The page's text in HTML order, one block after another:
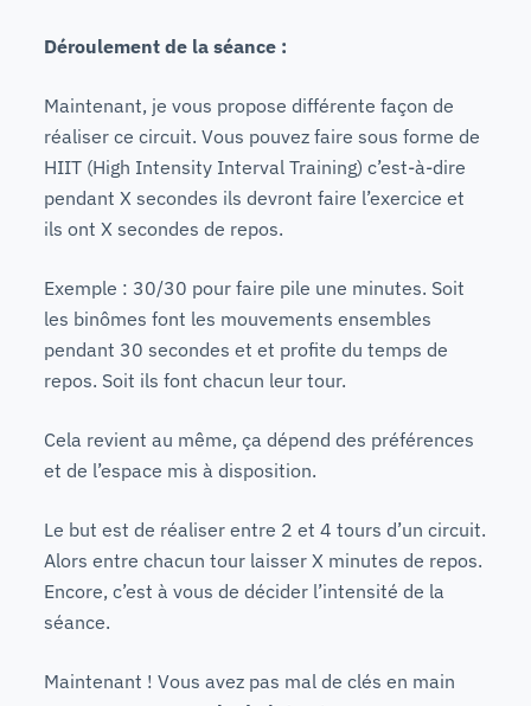
Déroulement de la séance :
Maintenant, je vous propose différente façon de
réaliser ce circuit. Vous pouvez faire sous forme de
HIIT (High Intensity Interval Training) c’est-à-dire
pendant X secondes ils devront faire l’exercice et
ils ont X secondes de repos.
Exemple : 30/30 pour faire pile une minutes. Soit
les binômes font les mouvements ensembles
pendant 30 secondes et et profite du temps de
repos. Soit ils font chacun leur tour.
Cela revient au même, ça dépend des préférences
et de l’espace mis à disposition.
Le but est de réaliser entre 2 et 4 tours d’un circuit.
Alors entre chacun tour laisser X minutes de repos.
Encore, c’est à vous de décider l’intensité de la
séance.
Maintenant ! Vous avez pas mal de clés en main